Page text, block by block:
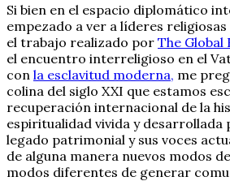
Si bien en el espacio diplomático
empezado a ver a líderes
el trabajo realizado por The
el encuentro interreligioso en el
con la esclavitud moderna, me
colina del siglo XXI que estamos
recuperación internacional de la
espiritualidad vivida y desarrollada
legado patrimonial y sus voces
de alguna manera nuevos modos
modos diferentes de generar